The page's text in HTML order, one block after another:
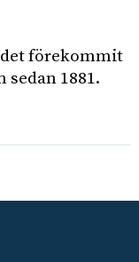
förekommit
1881.